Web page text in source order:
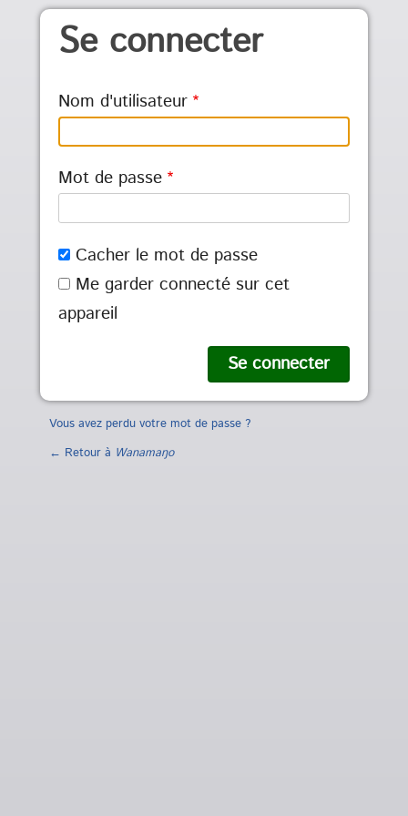
Aller au contenu principal
Se connecter
Nom d'utilisateur
Mot de passe
Cacher le mot de passe
Me garder connecté sur cet
appareil
Vous avez perdu votre mot de passe ?
← Retour à Wanamaŋo